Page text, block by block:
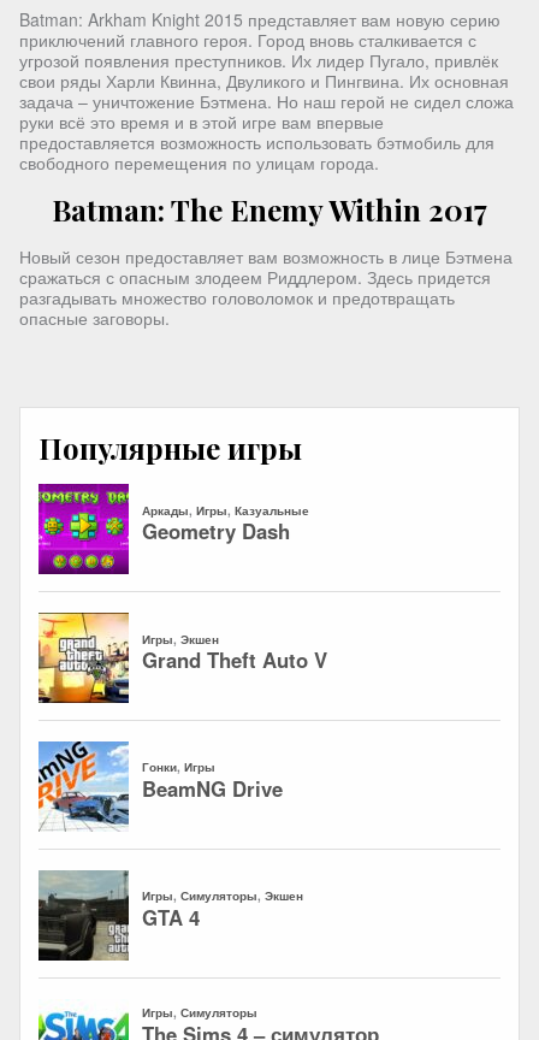
Batman: Arkham Knight 2015 представляет вам новую серию
приключений главного героя. Город вновь сталкивается с
угрозой появления преступников. Их лидер Пугало, привлёк
свои ряды Харли Квинна, Двуликого и Пингвина. Их основная
задача – уничтожение Бэтмена. Но наш герой не сидел сложа
руки всё это время и в этой игре вам впервые
предоставляется возможность использовать бэтмобиль для
свободного перемещения по улицам города.
Batman: The Enemy Within 2017
Новый сезон предоставляет вам возможность в лице Бэтмена
сражаться с опасным злодеем Риддлером. Здесь придется
разгадывать множество головоломок и предотвращать
опасные заговоры.
Популярные игры